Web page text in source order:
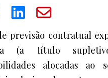
previsão contratual
(a título
alocadas ao